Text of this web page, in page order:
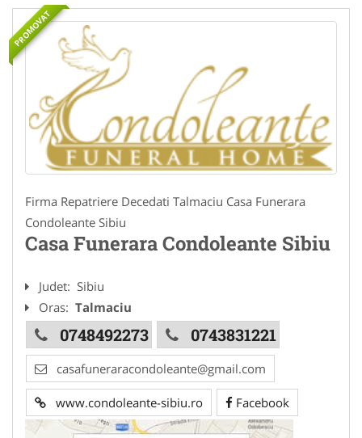
PROMOVAT
Firma Repatriere Decedati Talmaciu Casa Funerara
Condoleante Sibiu
Casa Funerara Condoleante Sibiu
Judet: Sibiu
Oras: Talmaciu
0748492273 0743831221
casafuneraracondoleante@gmail.com
www.condoleante-sibiu.ro Facebook